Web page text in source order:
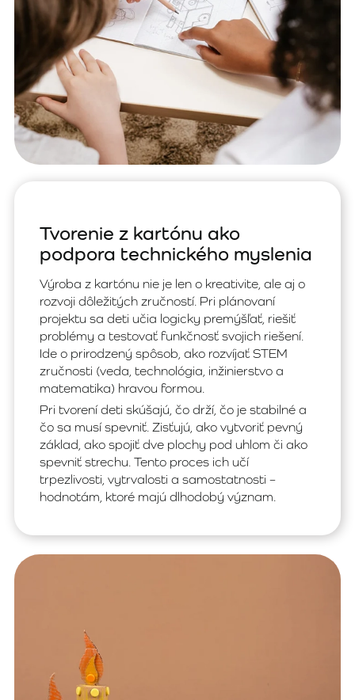
Tvorenie z kartónu ako
podpora technického myslenia
Výroba z kartónu nie je len o kreativite, ale aj o
rozvoji dôležitých zručností. Pri plánovaní
projektu sa deti učia logicky premýšľať, riešiť
problémy a testovať funkčnosť svojich riešení.
Ide o prirodzený spôsob, ako rozvíjať STEM
zručnosti (veda, technológia, inžinierstvo a
matematika) hravou formou.
Pri tvorení deti skúšajú, čo drží, čo je stabilné a
čo sa musí spevniť. Zisťujú, ako vytvoriť pevný
základ, ako spojiť dve plochy pod uhlom či ako
spevniť strechu. Tento proces ich učí
trpezlivosti, vytrvalosti a samostatnosti –
hodnotám, ktoré majú dlhodobý význam.